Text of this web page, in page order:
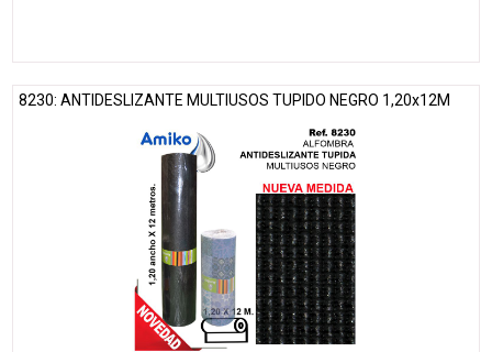
8230: ANTIDESLIZANTE MULTIUSOS TUPIDO NEGRO 1,20x12M